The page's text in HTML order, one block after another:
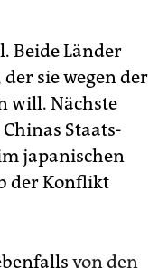
Beide Länder
sie wegen der
will. Nächste
Staats-
japanischen
der Konflikt
von den